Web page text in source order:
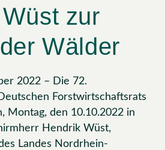
zur
Wälder
2022 – Die 72.
Forstwirtschaftsrats
Montag, den 10.10.2022 in
Hendrik Wüst,
Landes Nordrhein-